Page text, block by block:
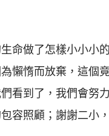
命做了怎樣小小小
懶惰而放棄，這個
看到了，我們會努
容照顧；謝謝二小